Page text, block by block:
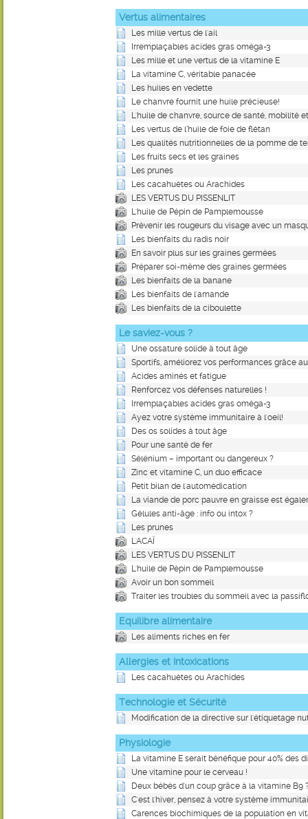
Vertus alimentaires
Les mille vertus de l'ail
Irremplaçables acides gras oméga-3
Les mille et une vertus de la vitamine E
La vitamine C, véritable panacée
Les huiles en vedette
Le chanvre fournit une huile précieuse!
L'huile de chanvre, source de santé, mobilité
Les vertus de l’huile de foie de flétan
Les qualités nutritionnelles de la pomme de
Les fruits secs et les graines
Les prunes
Les cacahuètes ou Arachides
LES VERTUS DU PISSENLIT
L'huile de Pépin de Pamplemousse
Prévenir les rougeurs du visage avec un
Les bienfaits du radis noir
En savoir plus sur les graines germées
Préparer soi-même des graines germées
Les bienfaits de la banane
Les bienfaits de l'amande
Les bienfaits de la ciboulette
Le saviez-vous ?
Une ossature solide à tout âge
Sportifs, améliorez vos performances grâce
Acides aminés et fatigue
Renforcez vos défenses naturelles !
Irremplaçables acides gras oméga-3
Ayez votre système immunitaire à l'oeil!
Des os solides à tout âge
Pour une santé de fer
Sélénium – important ou dangereux ?
Zinc et vitamine C, un duo efficace
Petit bilan de l'automédication
La viande de porc pauvre en graisse est
Gélules anti-âge : info ou intox ?
Les prunes
L'ACAÏ
LES VERTUS DU PISSENLIT
L'huile de Pépin de Pamplemousse
Avoir un bon sommeil
Traiter les troubles du sommeil avec la
Equilibre alimentaire
Les aliments riches en fer
Allergies et Intoxications
Les cacahuètes ou Arachides
Technologie et Sécurité
Modification de la directive sur l'étiquetage
Physiologie
La vitamine E serait bénéfique pour 40% des
Une vitamine pour le cerveau !
Deux bébés d'un coup grâce à la vitamine B9
C'est l'hiver, pensez à votre système
Carences biochimiques de la population en